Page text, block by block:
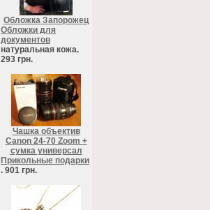
Обложка Запорожец
Обложки для
документов
натуральная кожа.
293 грн.
Чашка объектив
Canon 24-70 Zoom +
сумка универсал
Прикольные подарки
. 901 грн.